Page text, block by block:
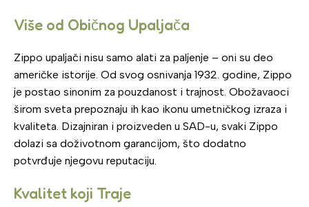
Više od Običnog Upaljača
Zippo upaljači nisu samo alati za paljenje – oni su deo
američke istorije. Od svog osnivanja 1932. godine, Zippo
je postao sinonim za pouzdanost i trajnost. Obožavaoci
širom sveta prepoznaju ih kao ikonu umetničkog izraza i
kvaliteta. Dizajniran i proizveden u SAD-u, svaki Zippo
dolazi sa doživotnom garancijom, što dodatno
potvrđuje njegovu reputaciju.
Kvalitet koji Traje